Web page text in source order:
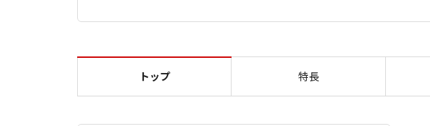
トップ 特長